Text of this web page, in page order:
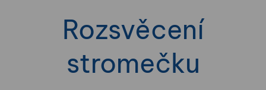
Rozsvěcení
stromečku